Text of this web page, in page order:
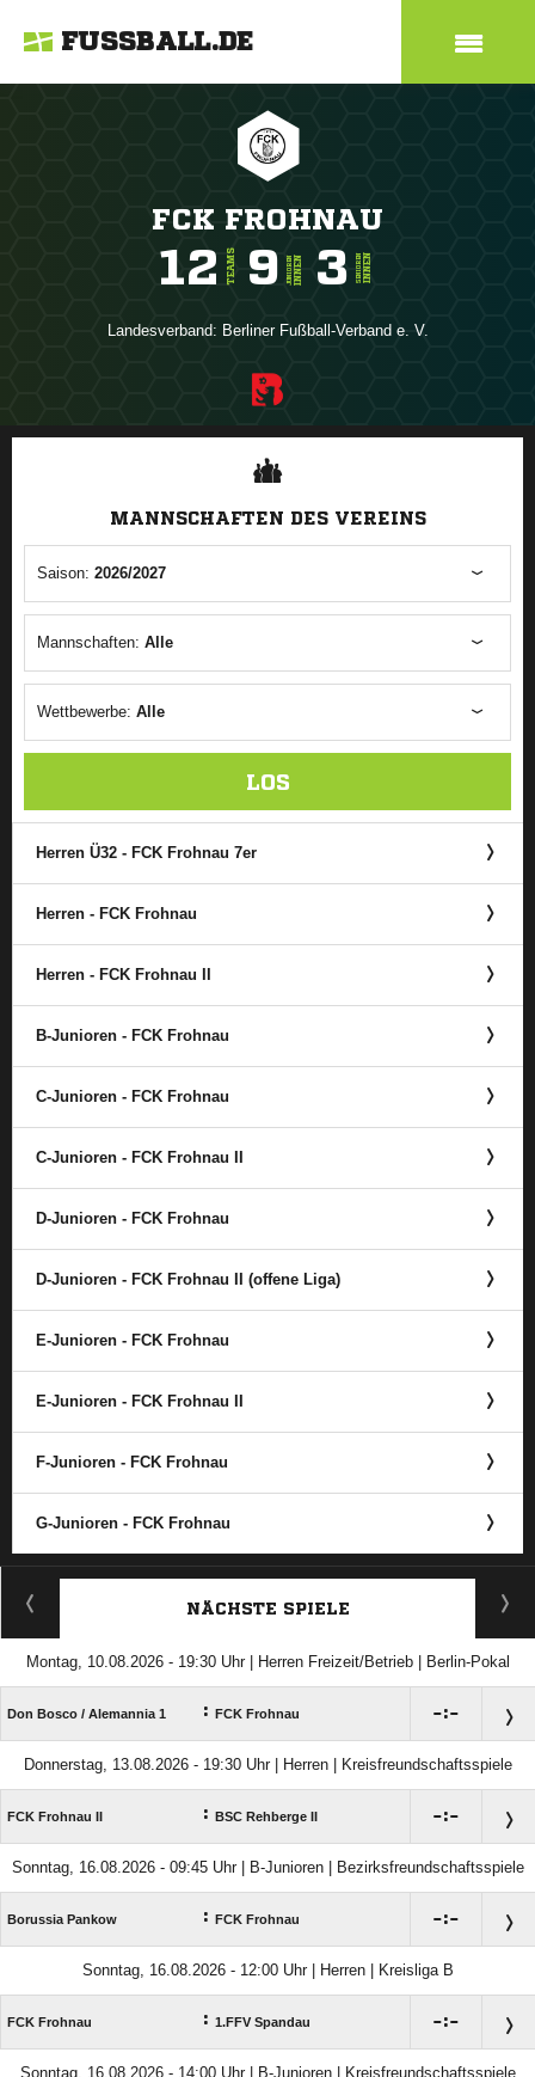
FUSSBALL.DE
FCK FROHNAU
12 TEAMS 9 JUNIORENINNEN 3 SENIORENINNEN
Landesverband: Berliner Fußball-Verband e. V.
ANZEIGE
MANNSCHAFTEN DES VEREINS
Saison: 2026/2027
Mannschaften: Alle
Wettbewerbe: Alle
LOS
Herren Ü32 - FCK Frohnau 7er
Herren - FCK Frohnau
Herren - FCK Frohnau II
B-Junioren - FCK Frohnau
C-Junioren - FCK Frohnau
C-Junioren - FCK Frohnau II
D-Junioren - FCK Frohnau
D-Junioren - FCK Frohnau II (offene Liga)
E-Junioren - FCK Frohnau
E-Junioren - FCK Frohnau II
F-Junioren - FCK Frohnau
G-Junioren - FCK Frohnau
ANZEIGE
NÄCHSTE SPIELE
Montag, 10.08.2026 - 19:30 Uhr | Herren Freizeit/Betrieb | Berlin-Pokal
Don Bosco /​ Alemannia 1 : FCK Frohnau :
Donnerstag, 13.08.2026 - 19:30 Uhr | Herren | Kreisfreundschaftsspiele
FCK Frohnau II : BSC Rehberge II :
Sonntag, 16.08.2026 - 09:45 Uhr | B-Junioren | Bezirksfreundschaftsspiele
Borussia Pankow : FCK Frohnau :
Sonntag, 16.08.2026 - 12:00 Uhr | Herren | Kreisliga B
FCK Frohnau : 1.FFV Spandau :
Sonntag, 16.08.2026 - 14:00 Uhr | B-Junioren | Kreisfreundschaftsspiele